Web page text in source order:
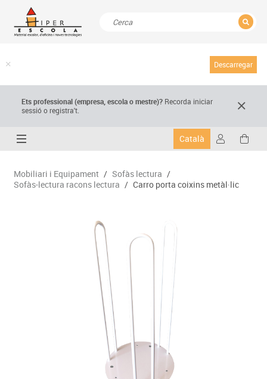
Descarregar
Ets professional (empresa,escola o mestre)? Recorda iniciar
sessió o registra't.
Català
Mobiliari i Equipament / Sofàs lectura /
Sofàs-lectura racons lectura / Carro porta coixins metàl·lic